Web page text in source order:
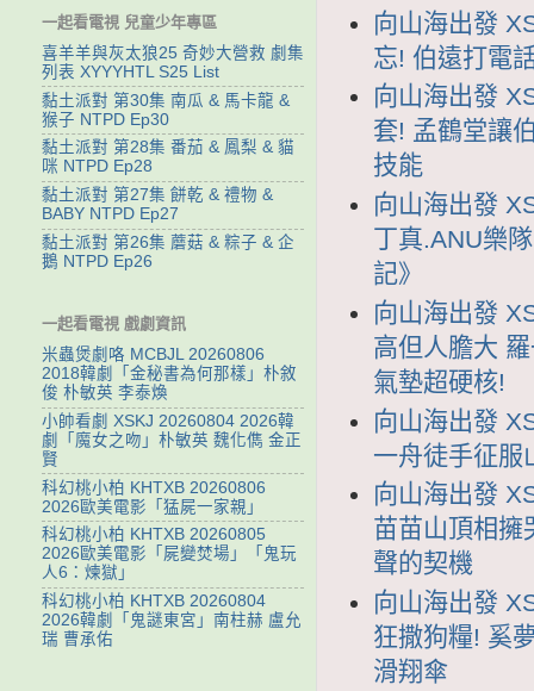
向山海出發
忘! 伯遠打電
向山海出發
套! 孟鶴堂讓
技能
向山海出發
丁真.ANU樂
記》
向山海出發
高但人膽大
氣墊超硬核!
向山海出發
一舟徒手征服
向山海出發
苗苗山頂相擁
聲的契機
向山海出發
狂撒狗糧! 奚
滑翔傘
一起看電視 兒童少年專區
喜羊羊與灰太狼25 奇妙大營救 劇集
列表 XYYYHTL S25 List
黏土派對 第30集 南瓜 & 馬卡龍 &
猴子 NTPD Ep30
黏土派對 第28集 番茄 & 鳳梨 & 貓
咪 NTPD Ep28
黏土派對 第27集 餅乾 & 禮物 &
BABY NTPD Ep27
黏土派對 第26集 蘑菇 & 粽子 & 企
鵝 NTPD Ep26
一起看電視 戲劇資訊
米蟲煲劇咯 MCBJL 20260806
2018韓劇「金秘書為何那樣」朴敘
俊 朴敏英 李泰煥
小帥看劇 XSKJ 20260804 2026韓
劇「魔女之吻」朴敏英 魏化儁 金正
賢
科幻桃小柏 KHTXB 20260806
2026歐美電影「猛屍一家親」
科幻桃小柏 KHTXB 20260805
2026歐美電影「屍變焚場」「鬼玩
人6：煉獄」
科幻桃小柏 KHTXB 20260804
2026韓劇「鬼謎東宮」南柱赫 盧允
瑞 曹承佑